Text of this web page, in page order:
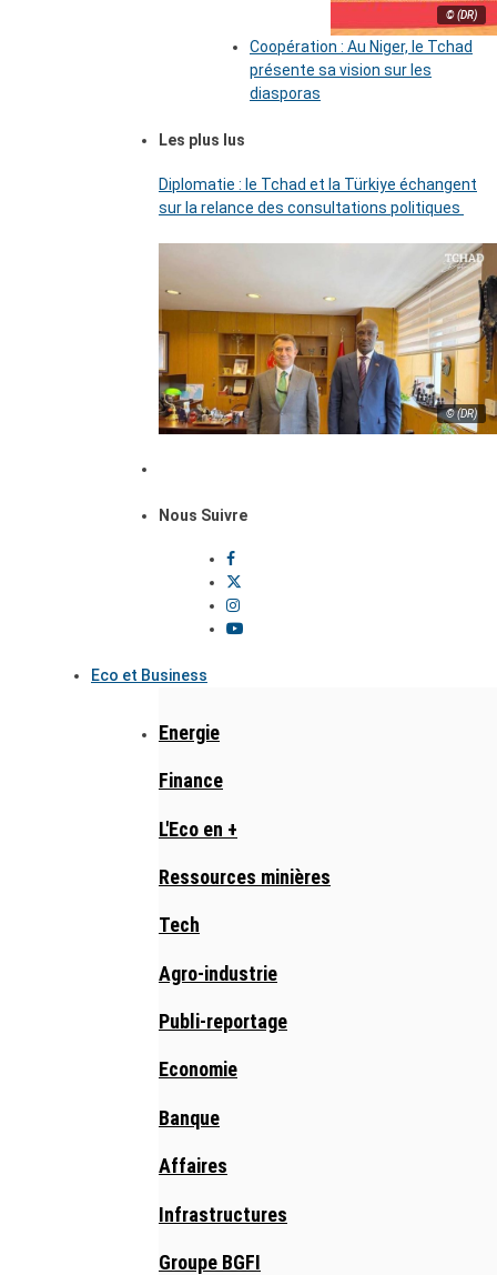
© (DR)
Coopération : Au Niger, le Tchad
présente sa vision sur les
diasporas
Les plus lus
Diplomatie : le Tchad et la Türkiye échangent
sur la relance des consultations politiques
© (DR)
Nous Suivre
Eco et Business
Energie
Finance
L'Eco en +
Ressources minières
Tech
Agro-industrie
Publi-reportage
Economie
Banque
Affaires
Infrastructures
Groupe BGFI